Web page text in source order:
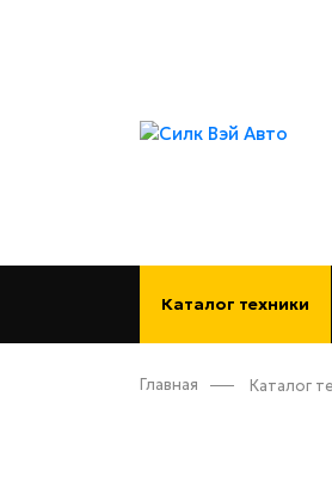
Каталог техники
Главная Каталог